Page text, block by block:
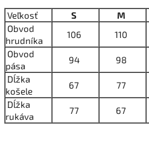
Veľkosť S M
Obvod
hrudníka
106 110
Obvod
pása
94 98
Dĺžka
košele
67 77
Dĺžka
rukáva
77 67